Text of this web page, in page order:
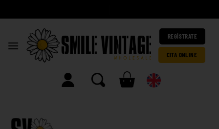
REGÍSTRATE
CITA ONLINE